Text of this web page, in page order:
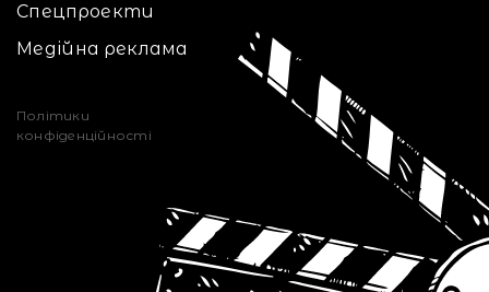
Спецпроекти
Медійна реклама
Політики
конфіденційності